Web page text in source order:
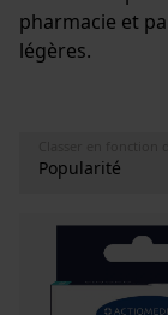
pharmacie et
légères.